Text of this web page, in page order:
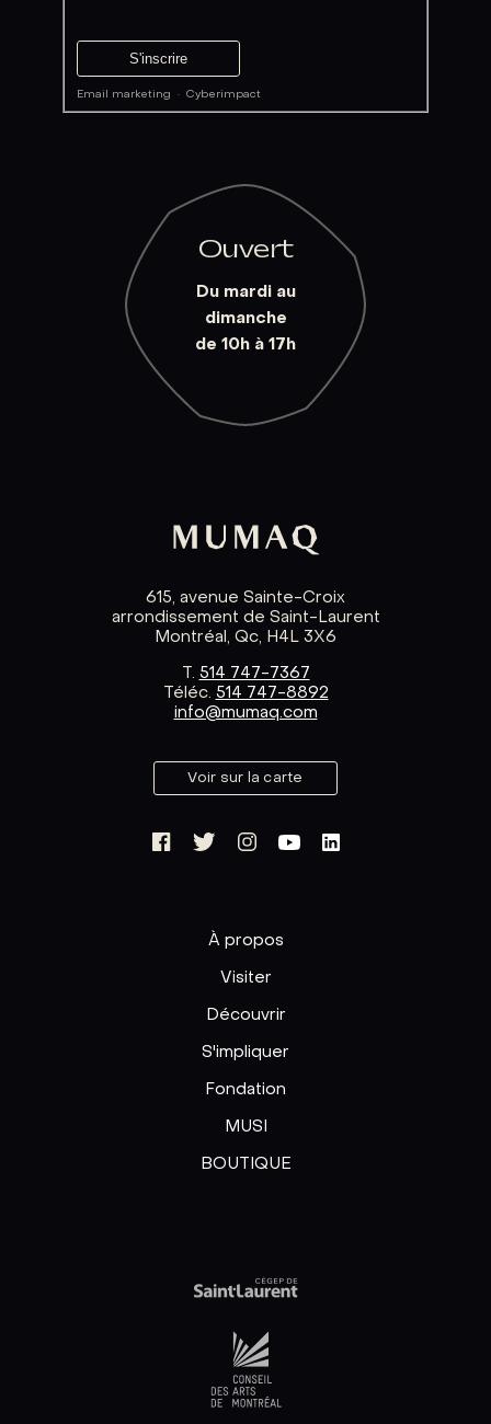
Email marketing ·Cyberimpact
Ouvert
Du mardi au
dimanche
de 10h à 17h
615, avenue Sainte-Croix
arrondissement de Saint-Laurent
Montréal, Qc, H4L 3X6
T. 514 747-7367
Téléc. 514 747-8892
info@mumaq.com
Voir sur la carte
À propos
Visiter
Découvrir
S'impliquer
Fondation
MUSI
BOUTIQUE